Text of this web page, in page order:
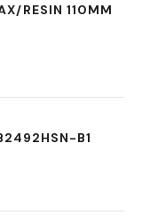
RESIN 110MM
B1